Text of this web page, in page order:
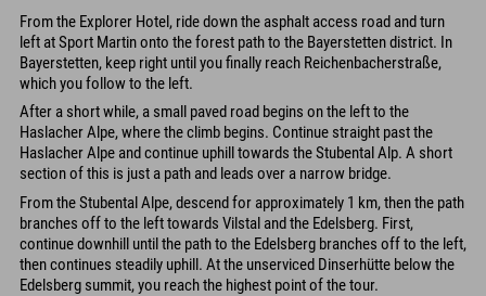
From the Explorer Hotel, ride down the asphalt access road and turn
left at Sport Martin onto the forest path to the Bayerstetten district. In
Bayerstetten, keep right until you finally reach Reichenbacherstraße,
which you follow to the left.
After a short while, a small paved road begins on the left to the
Haslacher Alpe, where the climb begins. Continue straight past the
Haslacher Alpe and continue uphill towards the Stubental Alp. A short
section of this is just a path and leads over a narrow bridge.
From the Stubental Alpe, descend for approximately 1 km, then the path
branches off to the left towards Vilstal and the Edelsberg. First,
continue downhill until the path to the Edelsberg branches off to the left,
then continues steadily uphill. At the unserviced Dinserhütte below the
Edelsberg summit, you reach the highest point of the tour.